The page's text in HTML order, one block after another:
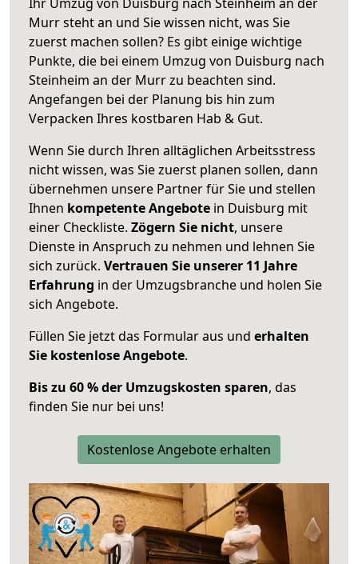
Murr steht an und Sie wissen nicht, was Sie
zuerst machen sollen? Es gibt einige wichtige
Punkte, die bei einem Umzug von Duisburg nach
Steinheim an der Murr zu beachten sind.
Angefangen bei der Planung bis hin zum
Verpacken Ihres kostbaren Hab & Gut.
Wenn Sie durch Ihren alltäglichen Arbeitsstress
nicht wissen, was Sie zuerst planen sollen, dann
übernehmen unsere Partner für Sie und stellen
Ihnen kompetente Angebote in Duisburg mit
einer Checkliste. Zögern Sie nicht, unsere
Dienste in Anspruch zu nehmen und lehnen Sie
sich zurück. Vertrauen Sie unserer 11 Jahre
Erfahrung in der Umzugsbranche und holen Sie
sich Angebote.
Füllen Sie jetzt das Formular aus und erhalten
Sie kostenlose Angebote.
Bis zu 60 % der Umzugskosten sparen, das
finden Sie nur bei uns!
Kostenlose Angebote erhalten